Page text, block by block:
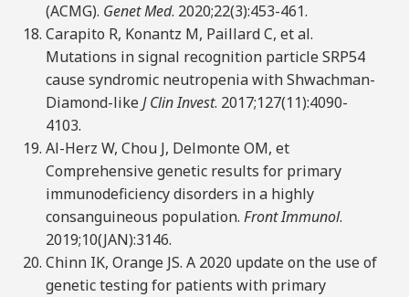
(ACMG). Genet Med. 2020;22(3):453-461.
Carapito R, Konantz M, Paillard C, et al.
Mutations in signal recognition particle SRP54
cause syndromic neutropenia with Shwachman-
Diamond-likeJ Clin Invest. 2017;127(11):4090-
4103.
Al-Herz W, Chou J, Delmonte OM, et
Comprehensive genetic results for primary
immunodeficiency disorders in a highly
consanguineous population. Front Immunol.
2019;10(JAN):3146.
Chinn IK, Orange JS. A 2020 update on the use of
genetic testing for patients with primary